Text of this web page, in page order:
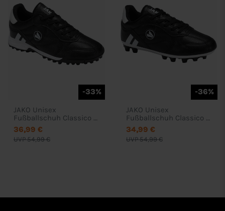
-33%
JAKO Unisex
Fußballschuh Classico II
TF Junior
UVP 54,99 €
36,99 €
-36%
JAKO Unisex
Fußballschuh Classico II
AG Junior
UVP 54,99 €
34,99 €